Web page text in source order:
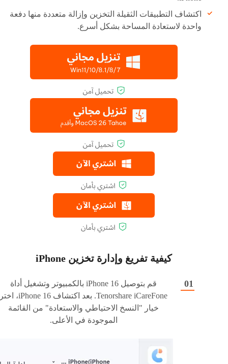
اكتشاف التطبيقات الثقيلة التخزين وإزالة متعددة منها دفعة
واحدة لاستعادة المساحة بشكل أسرع.
كيفية تفريغ وإدارة تخزين iPhone
قم بتوصيل iPhone 16 بالكمبيوتر وتشغيل أداة
Tenorshare iCareFone. بعد اكتشاف iPhone 16، اختر
خيار "النسخ الاحتياطي والاستعادة" من القائمة
الموجودة في الأعلى.